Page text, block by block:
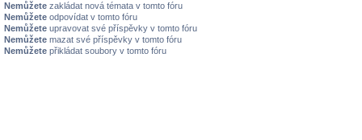
Nemůžete zakládat nová témata v tomto fóru
Nemůžete odpovídat v tomto fóru
Nemůžete upravovat své příspěvky v tomto fóru
Nemůžete mazat své příspěvky v tomto fóru
Nemůžete přikládat soubory v tomto fóru